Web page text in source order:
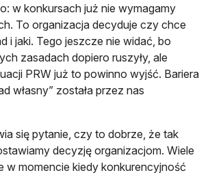
w konkursach już nie wymagamy
To organizacja decyduje czy chce
i jaki. Tego jeszcze nie widać, bo
zasadach dopiero ruszyły, ale
PRW już to powinno wyjść. Bariera
własny” została przez nas
się pytanie, czy to dobrze, że tak
decyzję organizacjom. Wiele
w momencie kiedy konkurencyjność